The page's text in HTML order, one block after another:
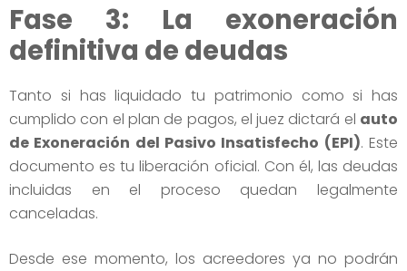
Fase 3: La exoneración
definitiva de deudas
Tanto si has liquidado tu patrimonio como si has
cumplido con el plan de pagos, el juez dictará el auto
de Exoneración del Pasivo Insatisfecho (EPI). Este
documento es tu liberación oficial. Con él, las deudas
incluidas en el proceso quedan legalmente
canceladas.
Desde ese momento, los acreedores ya no podrán